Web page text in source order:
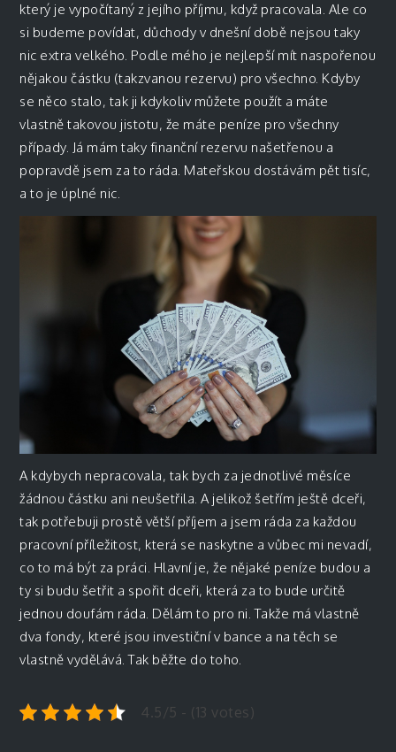
který je vypočítaný z jejího příjmu, když pracovala. Ale co
si budeme povídat, důchody v dnešní době nejsou taky
nic extra velkého. Podle mého je nejlepší mít naspořenou
nějakou částku (takzvanou rezervu) pro všechno. Kdyby
se něco stalo, tak ji kdykoliv můžete použít a máte
vlastně takovou jistotu, že máte peníze pro všechny
případy. Já mám taky finanční rezervu našetřenou a
popravdě jsem za to ráda. Mateřskou dostávám pět tisíc,
a to je úplné nic.
A kdybych nepracovala, tak bych za jednotlivé měsíce
žádnou částku ani neušetřila. A jelikož šetřím ještě dceři,
tak potřebuji prostě větší příjem a jsem ráda za každou
pracovní příležitost, která se naskytne a vůbec mi nevadí,
co to má být za práci. Hlavní je, že nějaké peníze budou a
ty si budu šetřit a spořit dceři, která za to bude určitě
jednou doufám ráda. Dělám to pro ni. Takže má vlastně
dva fondy, které jsou investiční v bance a na těch se
vlastně vydělává. Tak běžte do toho.
4.5/5 - (13 votes)